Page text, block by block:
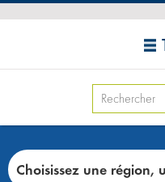
Choisissez une région,